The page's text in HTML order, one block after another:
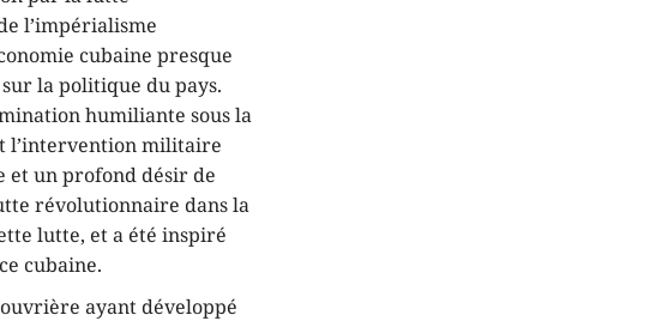
l’impérialisme
cubaine presque
la politique du pays.
humiliante sous la
l’intervention militaire
et un profond désir de
révolutionnaire dans la
lutte, et a été inspiré
cubaine.
ouvrière ayant développé